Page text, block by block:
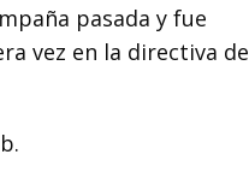
pasada y fue
vez en la directiva de